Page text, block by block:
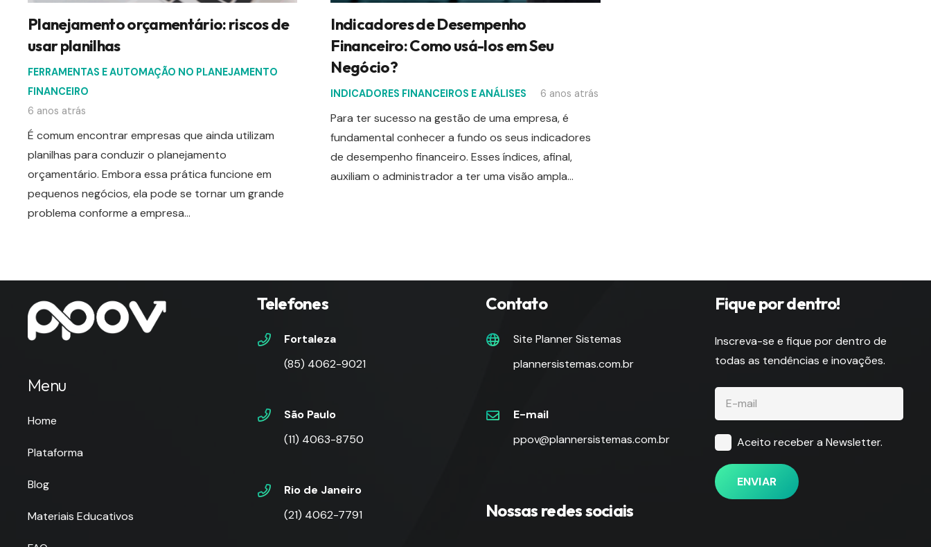
Planejamento orçamentário: riscos de
usar planilhas
FERRAMENTAS E AUTOMAÇÃO NO PLANEJAMENTO
FINANCEIRO
6 anos atrás
É comum encontrar empresas que ainda utilizam
planilhas para conduzir o planejamento
orçamentário. Embora essa prática funcione em
pequenos negócios, ela pode se tornar um grande
problema conforme a empresa…
Indicadores de Desempenho
Financeiro: Como usá-los em Seu
Negócio?
INDICADORES FINANCEIROS E ANÁLISES 6 anos atrás
Para ter sucesso na gestão de uma empresa, é
fundamental conhecer a fundo os seus indicadores
de desempenho financeiro. Esses índices, afinal,
auxiliam o administrador a ter uma visão ampla…
Menu
Home
Plataforma
Blog
Materiais Educativos
Telefones
Fortaleza
(85) 4062-9021
São Paulo
(11) 4063-8750
Rio de Janeiro
(21) 4062-7791
Contato
Site Planner Sistemas
plannersistemas.com.br
E-mail
ppov@plannersistemas.com.br
Nossas redes sociais
Fique por dentro!
Inscreva-se e fique por dentro de
todas as tendências e inovações.
Aceito receber a Newsletter.
ENVIAR